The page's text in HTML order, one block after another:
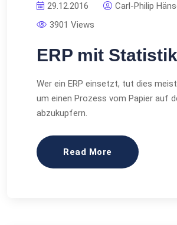
29.12.2016
Carl-Philip
3901 Views
ERP mit Statistik
Wer ein ERP einsetzt, tut dies
um einen Prozess vom Papier auf
abzukupfern.
Read More